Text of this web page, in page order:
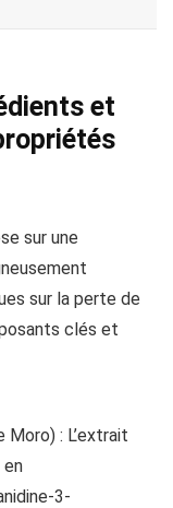
et
sur une
sur la perte de
clés et
Moro) : L’extrait
en
3-